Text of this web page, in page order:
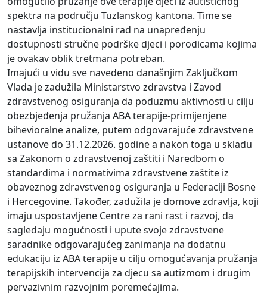
spektra na području Tuzlanskog kantona. Time se
nastavlja institucionalni rad na unapređenju
dostupnosti stručne podrške djeci i porodicama kojima
je ovakav oblik tretmana potreban.
Imajući u vidu sve navedeno današnjim Zaključkom
Vlada je zadužila Ministarstvo zdravstva i Zavod
zdravstvenog osiguranja da poduzmu aktivnosti u cilju
obezbjeđenja pružanja ABA terapije-primijenjene
bihevioralne analize, putem odgovarajuće zdravstvene
ustanove do 31.12.2026. godine a nakon toga u skladu
sa Zakonom o zdravstvenoj zaštiti i Naredbom o
standardima i normativima zdravstvene zaštite iz
obaveznog zdravstvenog osiguranja u Federaciji Bosne
i Hercegovine. Također, zadužila je domove zdravlja, koji
imaju uspostavljene Centre za rani rast i razvoj, da
sagledaju mogućnosti i upute svoje zdravstvene
saradnike odgovarajućeg zanimanja na dodatnu
edukaciju iz ABA terapije u cilju omogućavanja pružanja
terapijskih intervencija za djecu sa autizmom i drugim
pervazivnim razvojnim poremećajima.